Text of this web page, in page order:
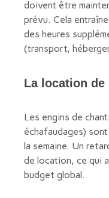
doivent être
prévu. Cela
des heures
(transport,
La location de
Les engins de
échafaudages)
la semaine. Un
de location, ce qui
budget global.